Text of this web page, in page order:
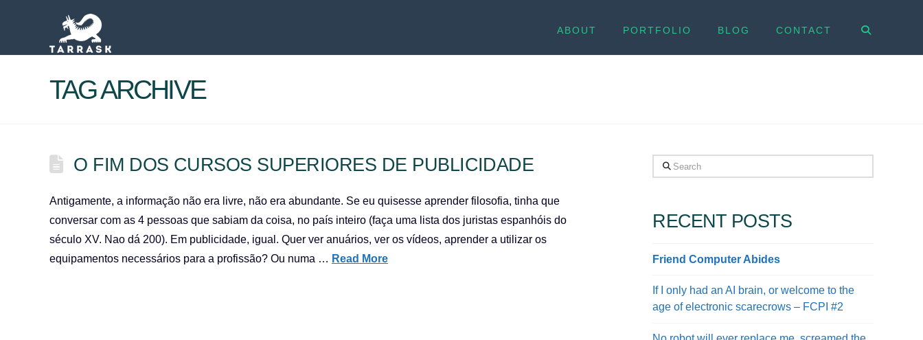
ABOUT PORTFOLIO BLOG CONTACT
TAG ARCHIVE
O FIM DOS CURSOS SUPERIORES DE PUBLICIDADE
Antigamente, a informação não era livre, não era abundante. Se eu quisesse aprender filosofia, tinha que
conversar com as 4 pessoas que sabiam da coisa, no país inteiro (faça uma lista dos juristas espanhóis do
século XV. Nao dá 200). Em publicidade, igual. Quer ver anuários, ver os vídeos, aprender a utilizar os
equipamentos necessários para a profissão? Ou numa … Read More
Search
RECENT POSTS
Friend Computer Abides
If I only had an AI brain, or welcome to the
age of electronic scarecrows – FCPI #2